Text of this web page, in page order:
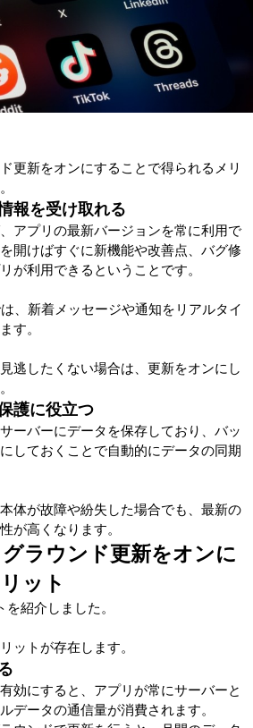
更新をオンにすることで得られるメリ
報を受け取れる
アプリの最新バージョンを常に利用で
開けばすぐに新機能や改善点、バグ修
が利用できるということです。
、新着メッセージや通知をリアルタイ
す。
逃したくない場合は、更新をオンにし
護に役立つ
ーバーにデータを保存しており、バッ
しておくことで自動的にデータの同期
体が故障や紛失した場合でも、最新の
が高くなります。
ラウンド更新をオンに
ット
紹介しました。
ットが存在します。
効にすると、アプリが常にサーバーと
データの通信量が消費されます。